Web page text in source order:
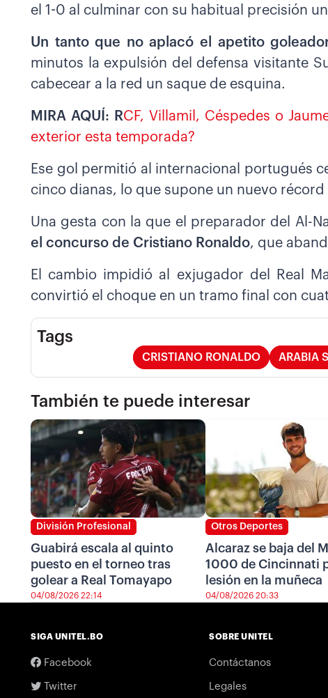
el 1-0 al culminar con su habitual precisión
Un tanto que no aplacó el apetito
minutos la expulsión del defensa visitante
cabecear a la red un saque de esquina.
MIRA AQUÍ: RCF, Villamil, Céspedes o
exterior esta temporada?
Ese gol permitió al internacional portugués
cinco dianas, lo que supone un nuevo
Una gesta con la que el preparador del Al-
el concurso de Cristiano Ronaldo, que
El cambio impidió al exjugador del Real
convirtió el choque en un tramo final con
Tags
CRISTIANO RONALDO ARABIA
También te puede interesar
División Profesional
Guabirá escala al quinto
puesto en el torneo tras
golear a Real Tomayapo
04/08/2026 22:14
Otros Deportes
Alcaraz se baja del
1000 de Cincinnati
lesión en la muñeca
04/08/2026 20:33
SIGA UNITEL.BO
Facebook
Twitter
SOBRE UNITEL
Contáctanos
Legales